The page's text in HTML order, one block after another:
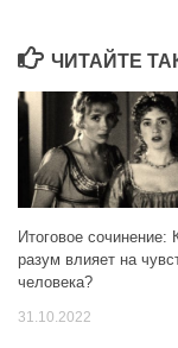
ЧИТАЙТЕ
Итоговое сочинение:
разум влияет на
человека?
31.10.2022